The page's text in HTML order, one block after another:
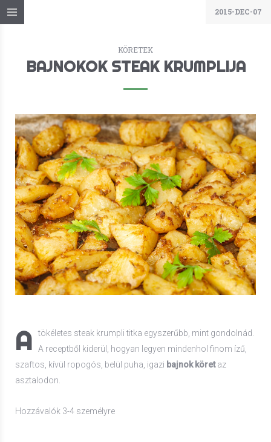
2015-DEC-07
KÖRETEK
BAJNOKOK STEAK KRUMPLIJA
A
tökéletes steak krumpli titka egyszerűbb, mint gondolnád.
A receptből kiderül, hogyan legyen mindenhol finom ízű,
szaftos, kívül ropogós, belül puha, igazi bajnok köretaz
asztalodon.
Hozzávalók 3-4 személyre